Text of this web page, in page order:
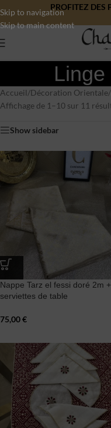
Skip to navigation
Skip to main content
PROFITEZ DES
Accueil/Décoration Orientale/
Affichage de 1–10 sur 11
Show sidebar
Nappe Tarz el fessi doré 2m
serviettes de table
75,00€